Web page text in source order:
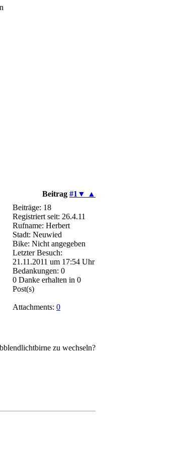
Beitrag #1 ▼ ▲
Beiträge: 18
Registriert seit: 26.4.11
Rufname: Herbert
Stadt: Neuwied
Bike: Nicht angegeben
Letzter Besuch:
21.11.2011 um 17:54 Uhr
Bedankungen: 0
0 Danke erhalten in 0
Post(s)
Attachments: 0
zu wechseln?